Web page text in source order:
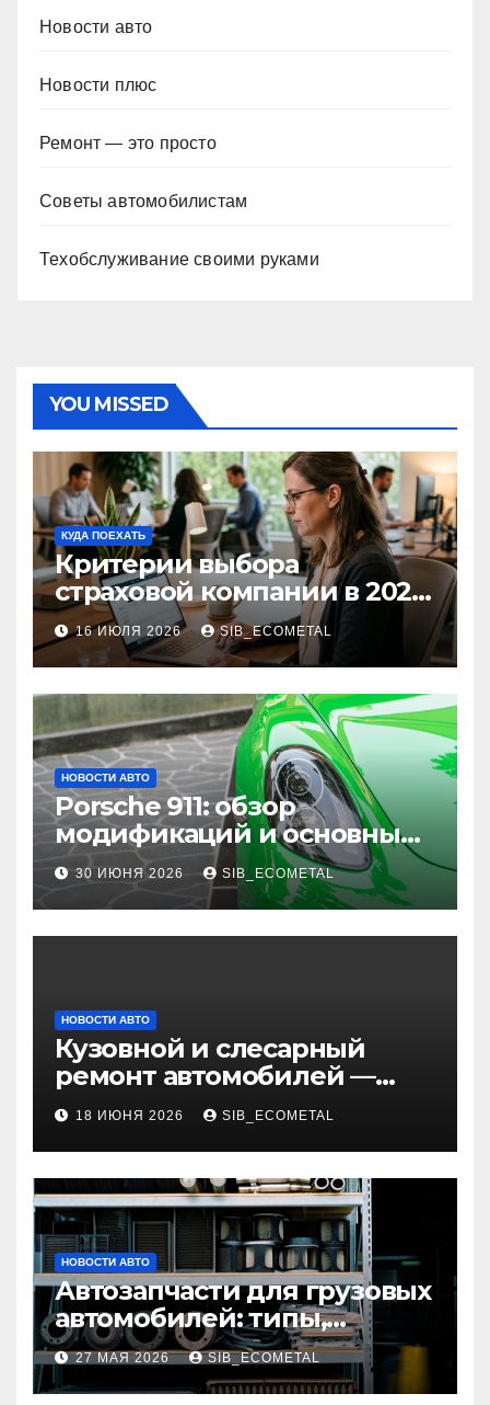
Новости авто
Новости плюс
Ремонт — это просто
Советы автомобилистам
Техобслуживание своими руками
YOU MISSED
КУДА ПОЕХАТЬ
Критерии выбора
страховой компании в 2026
году: надежность и
реальные отзывы о
выплатах
16 ИЮЛЯ 2026 SIB_ECOMETAL
НОВОСТИ АВТО
Porsche 911: обзор
модификаций и основные
характеристики
30 ИЮНЯ 2026 SIB_ECOMETAL
НОВОСТИ АВТО
Кузовной и слесарный
ремонт автомобилей —
наличие оригинальных
запчастей и типичные
сроки выполнения работ
18 ИЮНЯ 2026 SIB_ECOMETAL
НОВОСТИ АВТО
Автозапчасти для грузовых
автомобилей: типы,
совместимость и критерии
подбора
27 МАЯ 2026 SIB_ECOMETAL